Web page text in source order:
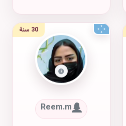
30 سنة
Reem.m